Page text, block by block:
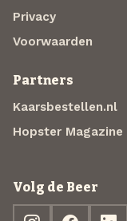
Privacy
Voorwaarden
Partners
Kaarsbestellen.nl
Hopster Magazine
Volg de Beer